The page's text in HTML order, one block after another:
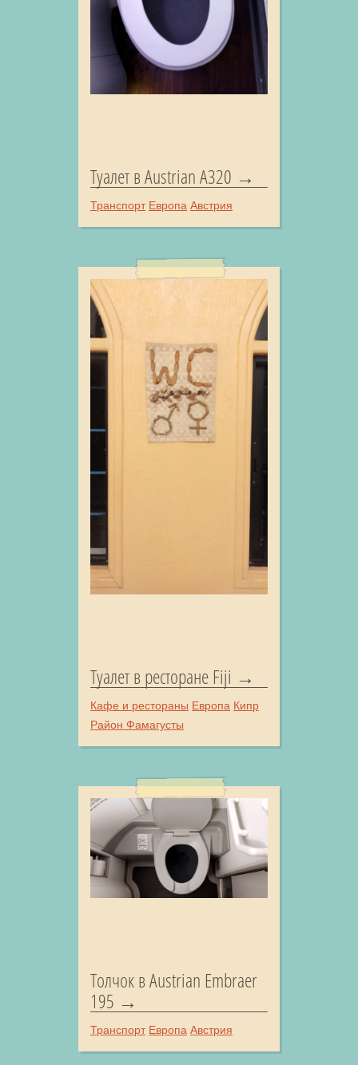
Туалет в Austrian A320
Транспорт Европа Австрия
Туалет в ресторане Fiji
Кафе и рестораны Европа Кипр
Район Фамагусты
Толчок в Austrian Embraer
195
Транспорт Европа Австрия